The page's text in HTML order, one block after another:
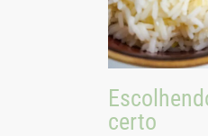
certo